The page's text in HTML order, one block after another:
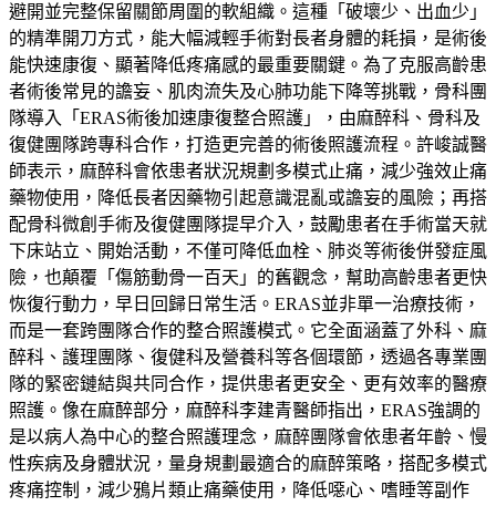
避開並完整保留關節周圍的軟組織。這種「破壞少、出血少」
的精準開刀方式，能大幅減輕手術對長者身體的耗損，是術後
能快速康復、顯著降低疼痛感的最重要關鍵。為了克服高齡患
者術後常見的譫妄、肌肉流失及心肺功能下降等挑戰，骨科團
隊導入「ERAS術後加速康復整合照護」，由麻醉科、骨科及
復健團隊跨專科合作，打造更完善的術後照護流程。許峻誠醫
師表示，麻醉科會依患者狀況規劃多模式止痛，減少強效止痛
藥物使用，降低長者因藥物引起意識混亂或譫妄的風險；再搭
配骨科微創手術及復健團隊提早介入，鼓勵患者在手術當天就
下床站立、開始活動，不僅可降低血栓、肺炎等術後併發症風
險，也顛覆「傷筋動骨一百天」的舊觀念，幫助高齡患者更快
恢復行動力，早日回歸日常生活。ERAS並非單一治療技術，
而是一套跨團隊合作的整合照護模式。它全面涵蓋了外科、麻
醉科、護理團隊、復健科及營養科等各個環節，透過各專業團
隊的緊密鏈結與共同合作，提供患者更安全、更有效率的醫療
照護。像在麻醉部分，麻醉科李建青醫師指出，ERAS強調的
是以病人為中心的整合照護理念，麻醉團隊會依患者年齡、慢
性疾病及身體狀況，量身規劃最適合的麻醉策略，搭配多模式
疼痛控制，減少鴉片類止痛藥使用，降低噁心、嗜睡等副作